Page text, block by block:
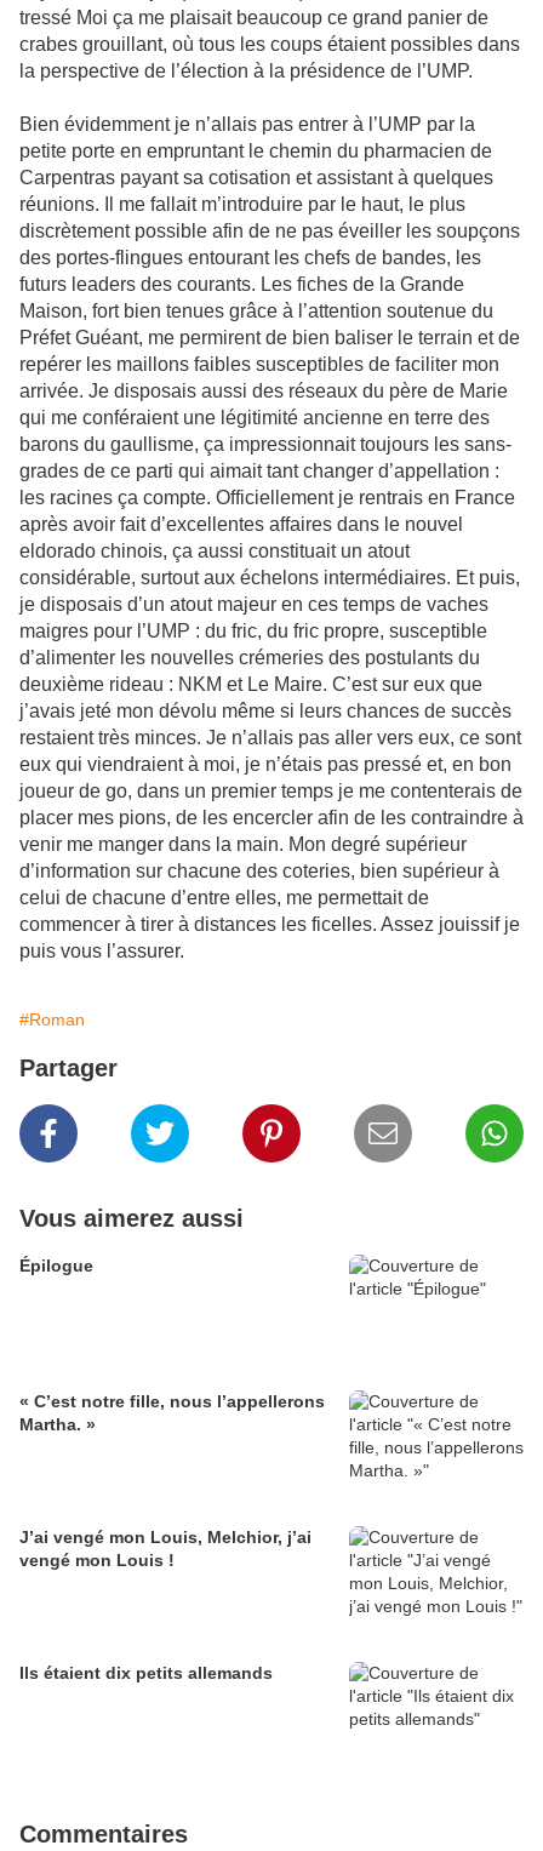
tressé Moi ça me plaisait beaucoup ce grand panier de
crabes grouillant, où tous les coups étaient possibles dans
la perspective de l’élection à la présidence de l’UMP.
Bien évidemment je n’allais pas entrer à l’UMP par la
petite porte en empruntant le chemin du pharmacien de
Carpentras payant sa cotisation et assistant à quelques
réunions. Il me fallait m’introduire par le haut, le plus
discrètement possible afin de ne pas éveiller les soupçons
des portes-flingues entourant les chefs de bandes, les
futurs leaders des courants. Les fiches de la Grande
Maison, fort bien tenues grâce à l’attention soutenue du
Préfet Guéant, me permirent de bien baliser le terrain et de
repérer les maillons faibles susceptibles de faciliter mon
arrivée. Je disposais aussi des réseaux du père de Marie
qui me conféraient une légitimité ancienne en terre des
barons du gaullisme, ça impressionnait toujours les sans-
grades de ce parti qui aimait tant changer d’appellation :
les racines ça compte. Officiellement je rentrais en France
après avoir fait d’excellentes affaires dans le nouvel
eldorado chinois, ça aussi constituait un atout
considérable, surtout aux échelons intermédiaires. Et puis,
je disposais d’un atout majeur en ces temps de vaches
maigres pour l’UMP : du fric, du fric propre, susceptible
d’alimenter les nouvelles crémeries des postulants du
deuxième rideau : NKM et Le Maire. C’est sur eux que
j’avais jeté mon dévolu même si leurs chances de succès
restaient très minces. Je n’allais pas aller vers eux, ce sont
eux qui viendraient à moi, je n’étais pas pressé et, en bon
joueur de go, dans un premier temps je me contenterais de
placer mes pions, de les encercler afin de les contraindre à
venir me manger dans la main. Mon degré supérieur
d’information sur chacune des coteries, bien supérieur à
celui de chacune d’entre elles, me permettait de
commencer à tirer à distances les ficelles. Assez jouissif je
puis vous l’assurer.
#Roman
Partager
Vous aimerez aussi
Épilogue
« C’est notre fille, nous l’appellerons
Martha. »
J’ai vengé mon Louis, Melchior, j’ai
vengé mon Louis !
Ils étaient dix petits allemands
Commentaires